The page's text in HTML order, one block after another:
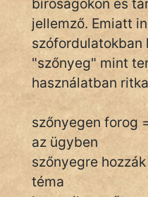
SZÓLÁS
KÖZMONDÁS
PSZICHO
ZENE
FILM
ÉLETMÓD
bíróságokon és
jellemző. Emiatt
szófordulatokban
"szőnyeg" mint
használatban
szőnyegen forog
az ügyben
szőnyegre
téma